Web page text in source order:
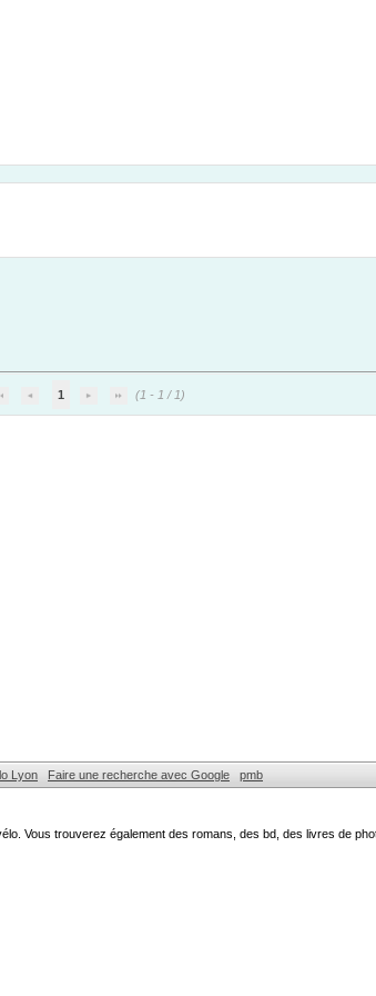
1 (1 - 1 / 1)
Lyon Faire une recherche avec Google pmb
Vous trouverez également des romans, des bd, des livres de